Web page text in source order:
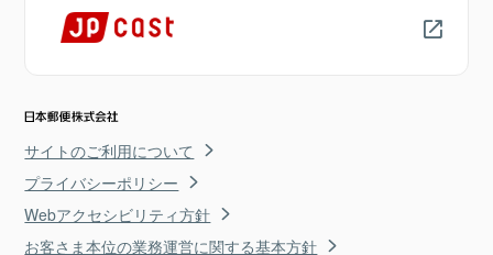
サイトのご利用について
プライバシーポリシー
Webアクセシビリティ方針
お客さま本位の業務運営に関する基本方針